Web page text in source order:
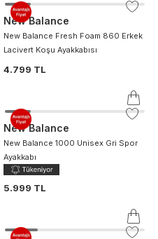
New Balance
New Balance Fresh Foam 860 Erkek
Lacivert Koşu Ayakkabısı
4.799 TL
New Balance
New Balance 1000 Unisex Gri Spor
Ayakkabı
5.999 TL